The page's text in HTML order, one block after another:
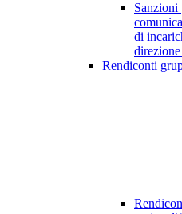
Sanzioni
di
Rendiconti